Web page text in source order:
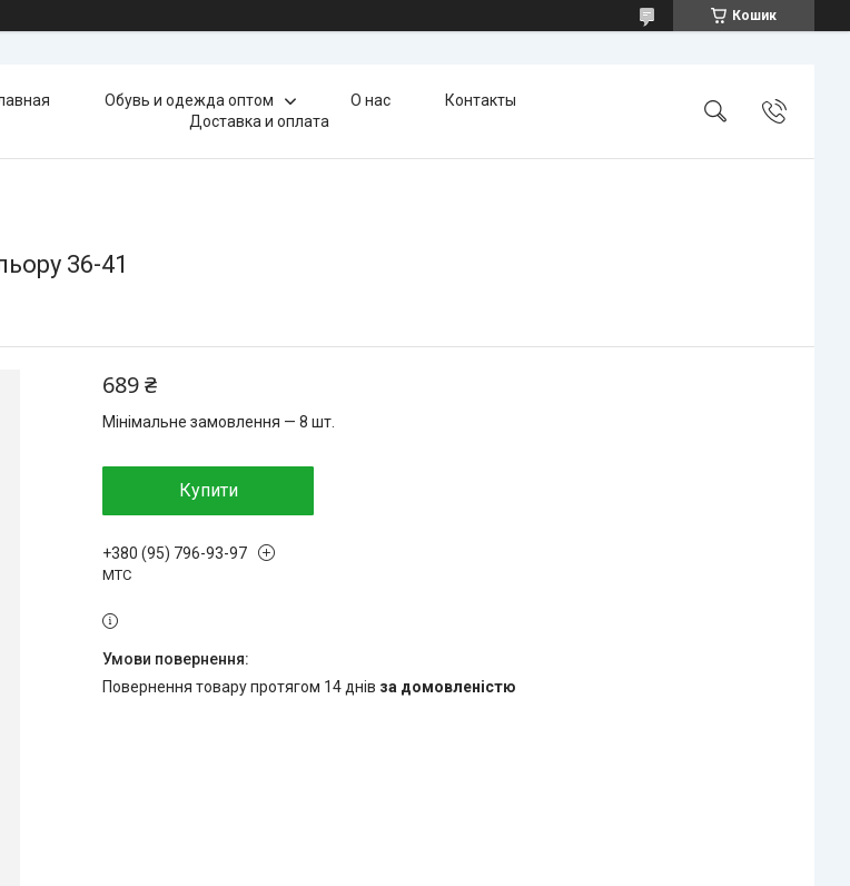
Кошик
Обувь и одежда оптом О нас
Контакты
Доставка и оплата
36-41
689 ₴
Мінімальне замовлення — 8 шт.
Купити
+380 (95) 796-93-97
МТС
повернення товару протягом 14 днів за домовленістю